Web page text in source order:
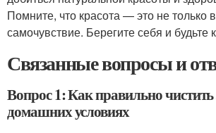
Помните, что красота — это не только
самочувствие. Берегите себя и будьте
Связанные вопросы и
Вопрос 1: Как правильно
домашних условиях